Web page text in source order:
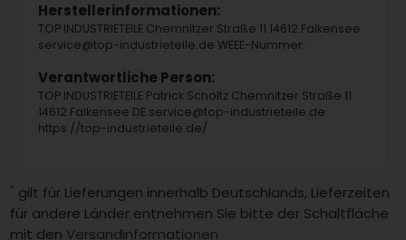
Herstellerinformationen:
TOP INDUSTRIETEILE Chemnitzer Straße 11 14612 Falkensee
service@top-industrieteile.de WEEE-Nummer:
Verantwortliche Person:
TOP INDUSTRIETEILE Patrick Scholtz Chemnitzer Straße 11
14612 Falkensee DE service@top-industrieteile.de
https://top-industrieteile.de/
* gilt für Lieferungen innerhalb Deutschlands, Lieferzeiten
für andere Länder entnehmen Sie bitte der Schaltfläche
mit den Versandinformationen